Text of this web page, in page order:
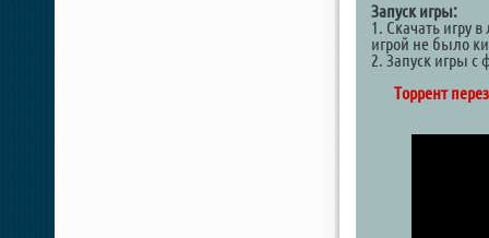
Запуск игры:
1. Скачать игру
игрой не было
2. Запуск игры с
Торрент